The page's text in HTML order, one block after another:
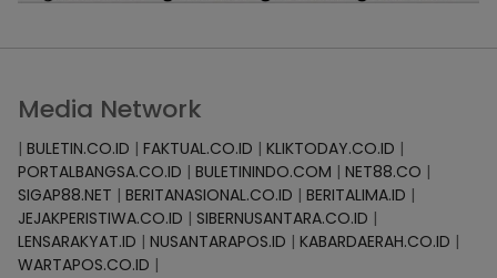
Media Network
| BULETIN.CO.ID | FAKTUAL.CO.ID | KLIKTODAY.CO.ID |
PORTALBANGSA.CO.ID | BULETININDO.COM | NET88.CO |
SIGAP88.NET | BERITANASIONAL.CO.ID | BERITALIMA.ID |
JEJAKPERISTIWA.CO.ID | SIBERNUSANTARA.CO.ID |
LENSARAKYAT.ID | NUSANTARAPOS.ID | KABARDAERAH.CO.ID |
WARTAPOS.CO.ID |